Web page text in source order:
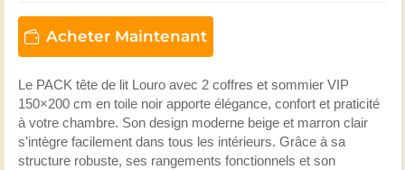
Acheter Maintenant
Le PACK tête de lit Louro avec 2 coffres et sommier VIP
150×200 cm en toile noir apporte élégance, confort et praticité
à votre chambre. Son design moderne beige et marron clair
s’intègre facilement dans tous les intérieurs. Grâce à sa
structure robuste, ses rangements fonctionnels et son